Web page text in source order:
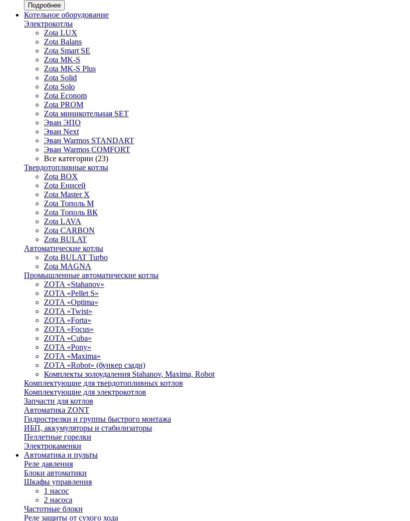
Подробнее
Котельное оборудование
Электрокотлы
Zota LUX
Zota Balans
Zota Smart SE
Zota MK-S
Zota MK-S Plus
Zota Solid
Zota Solo
Zota Econom
Zota PROM
Zota миникотельная SET
Эван ЭПО
Эван Next
Эван Warmos STANDART
Эван Warmos COMFORT
Все категории (23)
Твердотопливные котлы
Zota BOX
Zota Енисей
Zota Master X
Zota Тополь М
Zota Тополь ВК
Zota LAVA
Zota CARBON
Zota BULAT
Автоматические котлы
Zota BULAT Turbo
Zota MAGNA
Промышленные автоматические котлы
ZOTA «Stahanov»
ZOTA «Pellet S»
ZOTA «Optima»
ZOTA «Twist»
ZOTA «Forta»
ZOTA «Focus»
ZOTA «Cuba»
ZOTA «Pony»
ZOTA «Maxima»
ZOTA «Robot» (бункер сзади)
Комплекты золоудаления Stahanov, Maxima, Robot
Комплектующие для твердотопливных котлов
Комплектующие для электрокотлов
Запчасти для котлов
Автоматика ZONT
Гидрострелки и группы быстрого монтажа
ИБП, аккумуляторы и стабилизаторы
Пеллетные горелки
Электрокаменки
Автоматика и пульты
Реле давления
Блоки автоматики
Шкафы управления
1 насос
2 насоса
Частотные блоки
Реле защиты от сухого хода